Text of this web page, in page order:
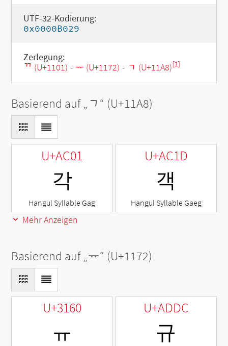
UTF-32-Kodierung:
0x0000B029
Zerlegung:
ᄁ (U+1101) - ᅲ (U+1172) - ᆨ (U+11A8)[1]
Basierend auf „ ᆨ “ (U+11A8)
U+AC01
각
Hangul Syllable Gag
U+AC1D
객
Hangul Syllable Gaeg
Mehr Anzeigen
Basierend auf „ᅲ“ (U+1172)
U+3160
ㅠ
U+ADDC
규